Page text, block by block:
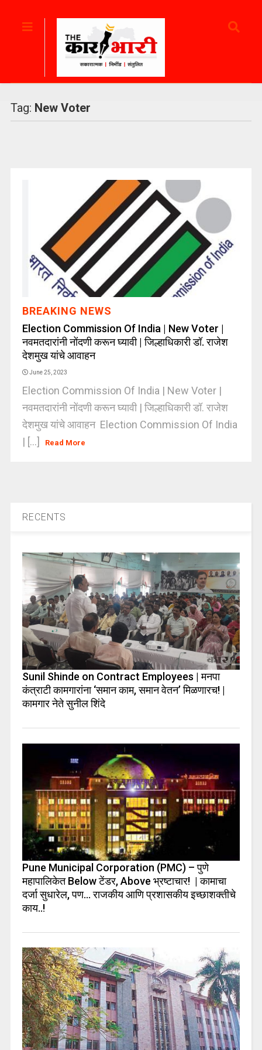
Tag: New Voter
BREAKING NEWS
Election Commission Of India | New Voter |
नवमतदारांनी नोंदणी करून घ्यावी | जिल्हाधिकारी डॉ. राजेश
देशमुख यांचे आवाहन
June 25, 2023
Election Commission Of India | New Voter |
नवमतदारांनी नोंदणी करून घ्यावी | जिल्हाधिकारी डॉ. राजेश
देशमुख यांचे आवाहन Election Commission Of India
| [...]
Read More
RECENTS
Sunil Shinde on Contract Employees | मनपा
कंत्राटी कामगारांना ‘समान काम, समान वेतन’ मिळणारच! |
कामगार नेते सुनील शिंदे
Pune Municipal Corporation (PMC) – पुणे
महापालिकेत Below टेंडर, Above भ्रष्टाचार! | कामाचा
दर्जा सुधारेल, पण… राजकीय आणि प्रशासकीय इच्छाशक्तीचे
काय..!